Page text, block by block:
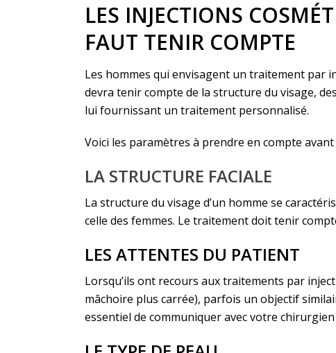
LES INJECTIONS
FAUT TENIR COMPTE
Les hommes qui envisagent un traitement par
devra tenir compte de la structure du visage,
lui fournissant un traitement personnalisé.
Voici les paramètres à prendre en compte
LA STRUCTURE FACIALE
La structure du visage d’un homme se
celle des femmes. Le traitement doit tenir
LES ATTENTES DU PATIENT
Lorsqu’ils ont recours aux traitements par
mâchoire plus carrée), parfois un objectif
essentiel de communiquer avec votre